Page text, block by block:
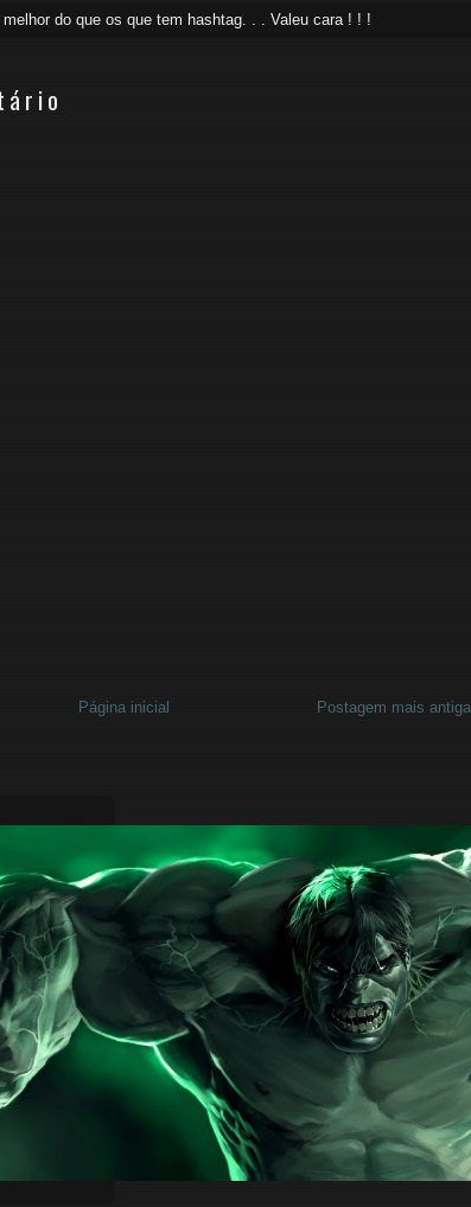
do que os que tem hashtag. . . Valeu cara ! ! !
Postagem mais antiga
Página inicial